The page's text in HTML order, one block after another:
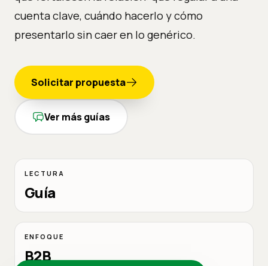
cuenta clave, cuándo hacerlo y cómo
presentarlo sin caer en lo genérico.
Solicitar propuesta
Ver más guías
LECTURA
Guía
ENFOQUE
B2B